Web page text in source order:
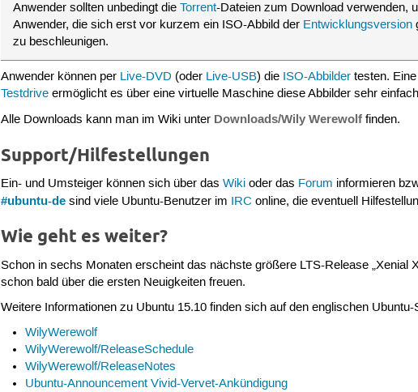
Anwender sollten unbedingt dieTorrent-Dateien zum Download verwenden,
Anwender, die sich erst vor kurzem ein ISO-Abbild der Entwicklungsversion
zu beschleunigen.
Anwender können per Live-DVD (oder Live-USB) die ISO-Abbilder testen.
Testdrive ermöglicht es über eine virtuelle Maschine diese Abbilder sehr
Alle Downloads kann man im Wiki unter Downloads/Wily Werewolf finden.
Support/Hilfestellungen
Ein- und Umsteiger können sich über dasWiki oder das Forum informieren
#ubuntu-de sind viele Ubuntu-Benutzer im IRC online, die eventuell
Wie geht es weiter?
Schon in sechs Monaten erscheint das nächste größere LTS-Release
schon bald über die ersten Neuigkeiten freuen.
Weitere Informationen zu Ubuntu 15.10 finden sich auf den englischen Ubuntu-
WilyWerewolf
WilyWerewolf/ReleaseSchedule
WilyWerewolf/ReleaseNotes
Ubuntu-Announcement Vivid-Vervet-Ankündigung